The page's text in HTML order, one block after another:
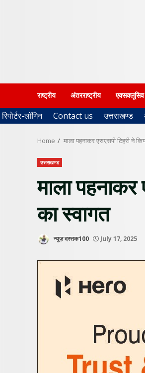
राष्ट्रीय अंतरराष्ट्रीय एक्सक्लूसिव
रिपोर्टर-लॉगिन Contact us उत्तराखण्ड
Home माला पहनाकर एसएसपी टिहरी ने
उत्तराखण्ड
माला पहनाकर
का स्वागत
न्यूज़ दस्तक100 July 17, 2025